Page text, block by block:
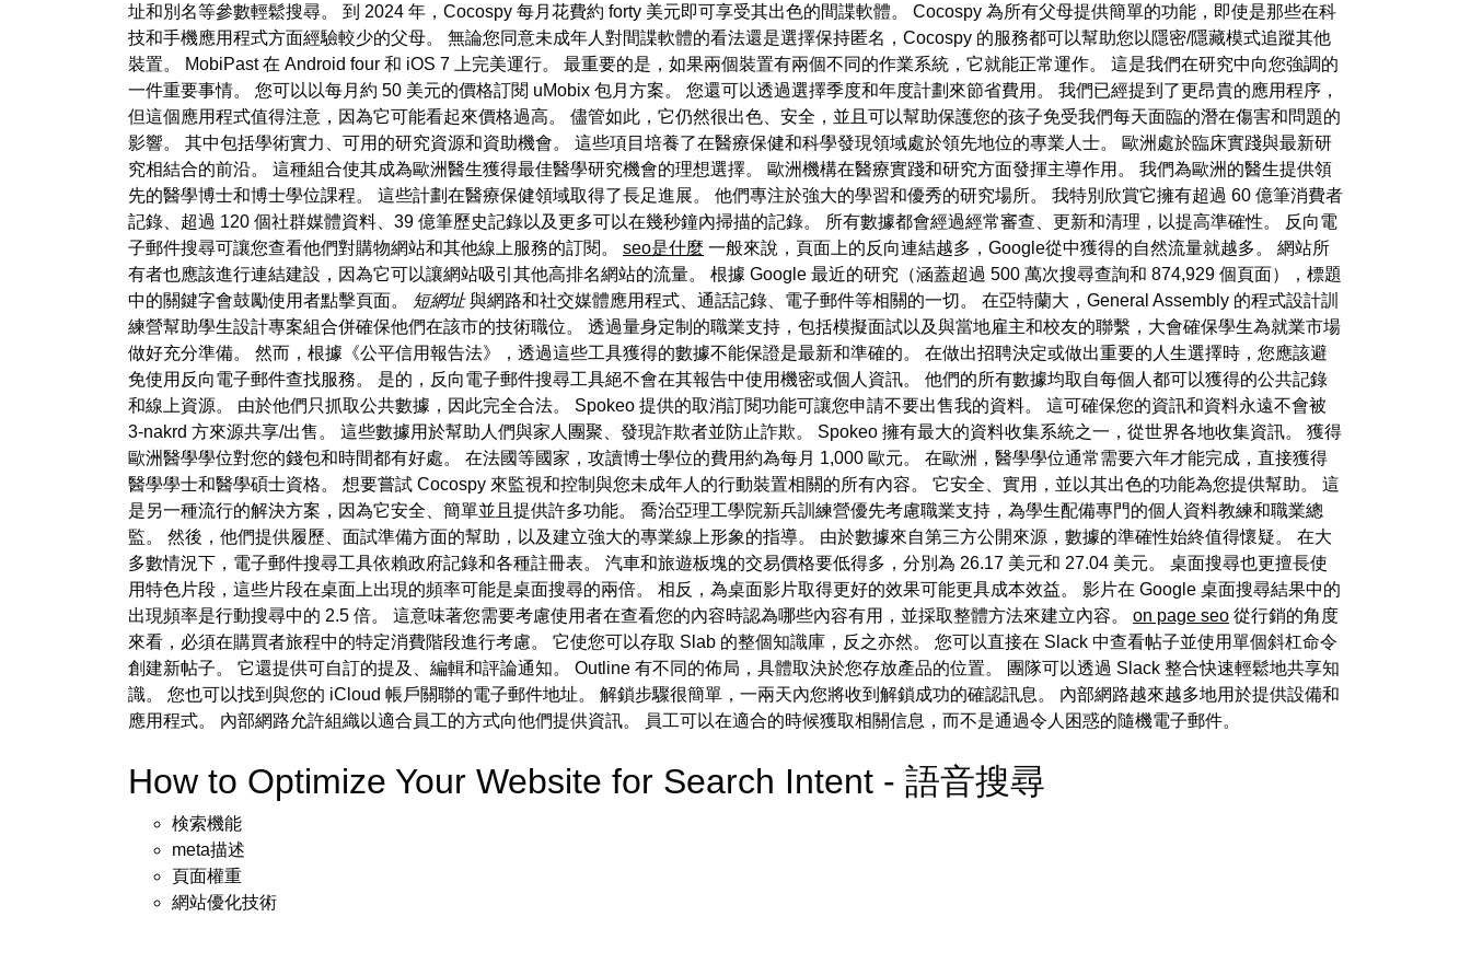
址和別名等參數輕鬆搜尋。 到 2024 年，Cocospy 每月花費約 forty 美元即可享受其出色的間諜軟體。 Cocospy 為所有父母提供簡單的功能，即使是那些在科
技和手機應用程式方面經驗較少的父母。 無論您同意未成年人對間諜軟體的看法還是選擇保持匿名，Cocospy 的服務都可以幫助您以隱密/隱藏模式追蹤其他
裝置。 MobiPast 在 Android four 和 iOS 7 上完美運行。 最重要的是，如果兩個裝置有兩個不同的作業系統，它就能正常運作。 這是我們在研究中向您強調的
一件重要事情。 您可以以每月約 50 美元的價格訂閱 uMobix 包月方案。 您還可以透過選擇季度和年度計劃來節省費用。 我們已經提到了更昂貴的應用程序，
但這個應用程式值得注意，因為它可能看起來價格過高。 儘管如此，它仍然很出色、安全，並且可以幫助保護您的孩子免受我們每天面臨的潛在傷害和問題的
影響。 其中包括學術實力、可用的研究資源和資助機會。 這些項目培養了在醫療保健和科學發現領域處於領先地位的專業人士。 歐洲處於臨床實踐與最新研
究相結合的前沿。 這種組合使其成為歐洲醫生獲得最佳醫學研究機會的理想選擇。 歐洲機構在醫療實踐和研究方面發揮主導作用。 我們為歐洲的醫生提供領
先的醫學博士和博士學位課程。 這些計劃在醫療保健領域取得了長足進展。 他們專注於強大的學習和優秀的研究場所。 我特別欣賞它擁有超過 60 億筆消費者
記錄、超過 120 個社群媒體資料、39 億筆歷史記錄以及更多可以在幾秒鐘內掃描的記錄。 所有數據都會經過經常審查、更新和清理，以提高準確性。 反向電
子郵件搜尋可讓您查看他們對購物網站和其他線上服務的訂閱。 seo是什麼 一般來說，頁面上的反向連結越多，Google從中獲得的自然流量就越多。 網站所
有者也應該進行連結建設，因為它可以讓網站吸引其他高排名網站的流量。 根據 Google 最近的研究（涵蓋超過 500 萬次搜尋查詢和 874,929 個頁面），標題
中的關鍵字會鼓勵使用者點擊頁面。
短網址與網路和社交媒體應用程式、通話記錄、電子郵件等相關的一切。 在亞特蘭大，General Assembly 的程式設計訓
練營幫助學生設計專案組合併確保他們在該市的技術職位。 透過量身定制的職業支持，包括模擬面試以及與當地雇主和校友的聯繫，大會確保學生為就業市場
做好充分準備。 然而，根據《公平信用報告法》，透過這些工具獲得的數據不能保證是最新和準確的。 在做出招聘決定或做出重要的人生選擇時，您應該避
免使用反向電子郵件查找服務。 是的，反向電子郵件搜尋工具絕不會在其報告中使用機密或個人資訊。 他們的所有數據均取自每個人都可以獲得的公共記錄
和線上資源。 由於他們只抓取公共數據，因此完全合法。 Spokeo 提供的取消訂閱功能可讓您申請不要出售我的資料。 這可確保您的資訊和資料永遠不會被
3-nakrd 方來源共享/出售。 這些數據用於幫助人們與家人團聚、發現詐欺者並防止詐欺。 Spokeo 擁有最大的資料收集系統之一，從世界各地收集資訊。 獲得
歐洲醫學學位對您的錢包和時間都有好處。 在法國等國家，攻讀博士學位的費用約為每月 1,000 歐元。 在歐洲，醫學學位通常需要六年才能完成，直接獲得
醫學學士和醫學碩士資格。 想要嘗試 Cocospy 來監視和控制與您未成年人的行動裝置相關的所有內容。 它安全、實用，並以其出色的功能為您提供幫助。 這
是另一種流行的解決方案，因為它安全、簡單並且提供許多功能。 喬治亞理工學院新兵訓練營優先考慮職業支持，為學生配備專門的個人資料教練和職業總
監。 然後，他們提供履歷、面試準備方面的幫助，以及建立強大的專業線上形象的指導。 由於數據來自第三方公開來源，數據的準確性始終值得懷疑。 在大
多數情況下，電子郵件搜尋工具依賴政府記錄和各種註冊表。 汽車和旅遊板塊的交易價格要低得多，分別為 26.17 美元和 27.04 美元。 桌面搜尋也更擅長使
用特色片段，這些片段在桌面上出現的頻率可能是桌面搜尋的兩倍。 相反，為桌面影片取得更好的效果可能更具成本效益。 影片在 Google 桌面搜尋結果中的
出現頻率是行動搜尋中的 2.5 倍。 這意味著您需要考慮使用者在查看您的內容時認為哪些內容有用，並採取整體方法來建立內容。 on page seo 從行銷的角度
來看，必須在購買者旅程中的特定消費階段進行考慮。 它使您可以存取 Slab 的整個知識庫，反之亦然。 您可以直接在 Slack 中查看帖子並使用單個斜杠命令
創建新帖子。 它還提供可自訂的提及、編輯和評論通知。 Outline 有不同的佈局，具體取決於您存放產品的位置。 團隊可以透過 Slack 整合快速輕鬆地共享知
識。 您也可以找到與您的 iCloud 帳戶關聯的電子郵件地址。 解鎖步驟很簡單，一兩天內您將收到解鎖成功的確認訊息。 內部網路越來越多地用於提供設備和
應用程式。 內部網路允許組織以適合員工的方式向他們提供資訊。 員工可以在適合的時候獲取相關信息，而不是通過令人困惑的隨機電子郵件。
How to Optimize Your Website for Search Intent - 語音搜尋
検索機能
meta描述
頁面權重
網站優化技術